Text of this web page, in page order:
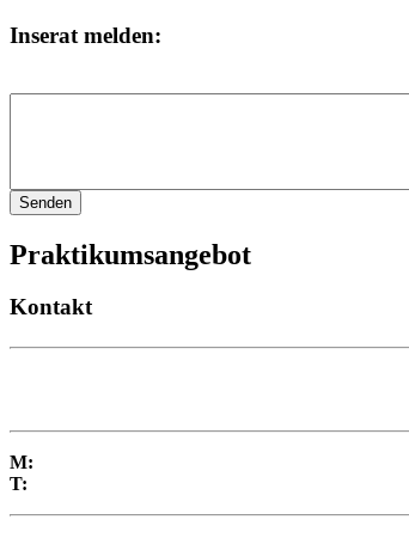
Inserat melden:
Praktikumsangebot
Kontakt
M:
T: